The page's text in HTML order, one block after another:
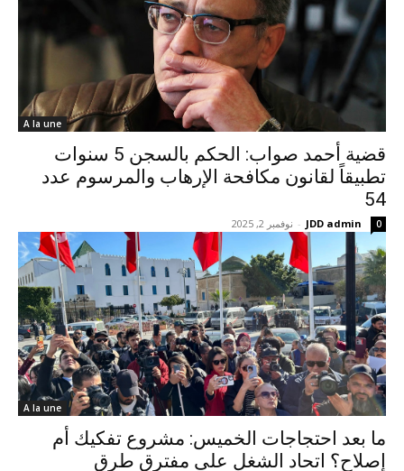
A la une
قضية أحمد صواب: الحكم بالسجن 5 سنوات
تطبيقاً لقانون مكافحة الإرهاب والمرسوم عدد
54
JDD admin
- نوفمبر 2, 2025 0
A la une
ما بعد احتجاجات الخميس: مشروع تفكيك أم
إصلاح؟ اتحاد الشغل على مفترق طرق